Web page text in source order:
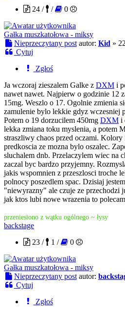
24 /
/ 0
Gałka muszkatołowa - miksy
Nieprzeczytany post autor: Kid »
Cytuj
Zgłoś
Ja wczoraj zieszalem Galke z DXM i
nawet nawet. Najpierw o godzinie 12
15mg. Weszlo o 17. Ogolnie zmienia
zamulenie bylo lekkie gdyz wczesniej
Potem o 19 dorzucilem 450mg DXM i
lekka zmiana toku myslenia, a potem
straszliwy chaos przed oczami.
predkoscia ze mozna bylo oszalec.
sluchalem dnb. Przelaczylem wiec na
zaczal byc bardzo przyjemny.
jakis wspomnien z przeszlosci troche
polnocy poszedlem spac. Dzisiaj
"niewyrazny" ale czuje ze przechodzi
jak ktos lubi nowe wrazenia to
przeniesiono z wątku ogólnego ~ łysy
backstage
23 /
1 / 0
Gałka muszkatołowa - miksy
Nieprzeczytany post autor:
Cytuj
Zgłoś